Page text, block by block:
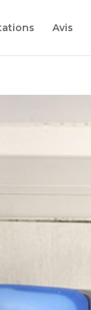
Avis